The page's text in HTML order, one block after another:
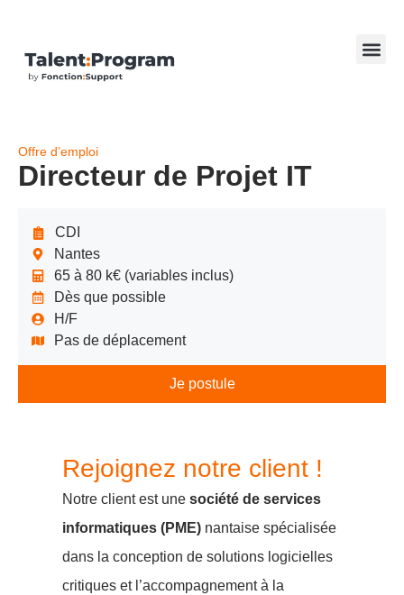
Je postule
CDI
Nantes
65 à 80 k€ (variables inclus)
Dès que possible
H/F
Pas de déplacement
Offre d’emploi
Directeur de Projet IT
Rejoignez notre client !
Notre client est une société de services
informatiques (PME) nantaise spécialisée
dans la conception de solutions logicielles
critiques et l’accompagnement à la